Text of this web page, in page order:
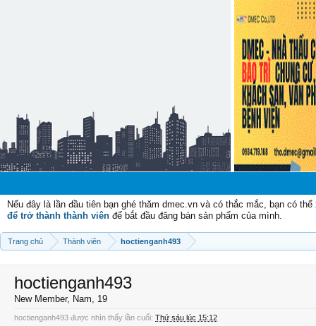
Nếu đây là lần đầu tiên bạn ghé thăm dmec.vn và có thắc mắc, bạn có
để trở thành thành viên để bắt đầu đăng bán sản phẩm của mình.
Trang chủ Thành viên hoctienganh493
hoctienganh493
New Member, Nam, 19
hoctienganh493 được nhìn thấy lần cuối: Thứ sáu lúc 15:12